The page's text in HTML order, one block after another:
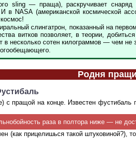
sling — праща), раскручивает
NASA (американской космической
слингатрон, показанный на
витков позволяет, в теории,
в несколько сотен килограммов — чем не
Родня пращи
пращой на конце. Известен фустибаль
раза в полтора ниже — не
(как прицелишься такой штуковиной?),